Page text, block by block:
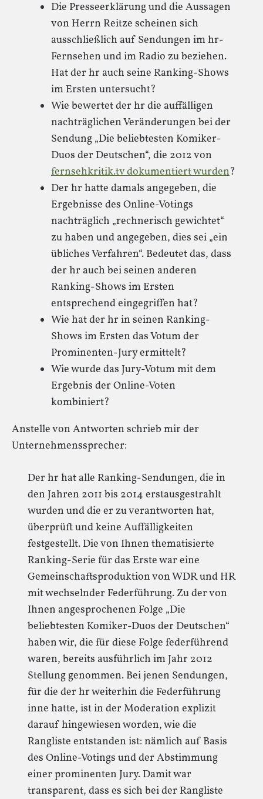
Die Presseerklärung und die Aussagen
von Herrn Reitze scheinen sich
ausschließlich auf Sendungen im hr-
Fernsehen und im Radio zu beziehen.
Hat der hr auch seine Ranking-Shows
im Ersten untersucht?
Wie bewertet der hr die auffälligen
nachträglichen Veränderungen bei der
Sendung „Die beliebtesten Komiker-
Duos der Deutschen“, die 2012 von
fernsehkritik.tv dokumentiert wurden?
Der hr hatte damals angegeben, die
Ergebnisse des Online-Votings
nachträglich „rechnerisch gewichtet“
zu haben und angegeben, dies sei „ein
übliches Verfahren“. Bedeutet das, dass
der hr auch bei seinen anderen
Ranking-Shows im Ersten
entsprechend eingegriffen hat?
Wie hat der hr in seinen Ranking-
Shows im Ersten das Votum der
Prominenten-Jury ermittelt?
Wie wurde das Jury-Votum mit dem
Ergebnis der Online-Voten
kombiniert?
Anstelle von Antworten schrieb mir der
Unternehmenssprecher:
Der hr hat alle Ranking-Sendungen, die in
den Jahren 2011 bis 2014 erstausgestrahlt
wurden und die er zu verantworten hat,
überprüft und keine Auffälligkeiten
festgestellt. Die von Ihnen thematisierte
Ranking-Serie für das Erste war eine
Gemeinschaftsproduktion von WDR und HR
mit wechselnder Federführung. Zu der von
Ihnen angesprochenen Folge „Die
beliebtesten Komiker-Duos der Deutschen“
haben wir, die für diese Folge federführend
waren, bereits ausführlich im Jahr 2012
Stellung genommen. Bei jenen Sendungen,
für die der hr weiterhin die Federführung
inne hatte, ist in der Moderation explizit
darauf hingewiesen worden, wie die
Rangliste entstanden ist: nämlich auf Basis
des Online-Votings und der Abstimmung
einer prominenten Jury. Damit war
transparent, dass es sich bei der Rangliste